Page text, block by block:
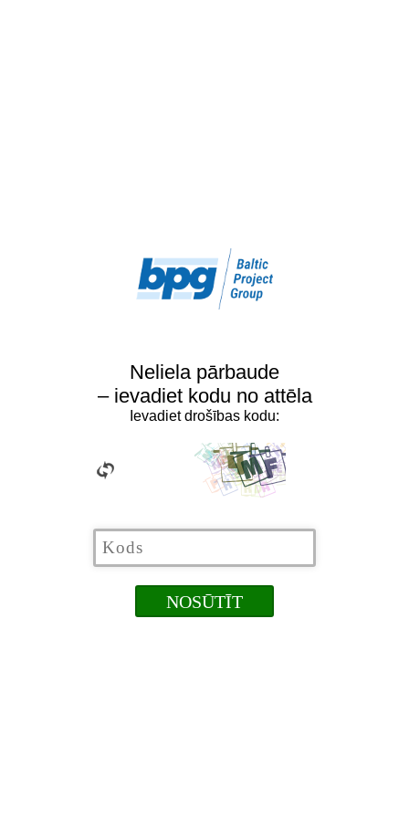
Neliela pārbaude
– ievadiet kodu no attēla
Ievadiet drošības kodu: